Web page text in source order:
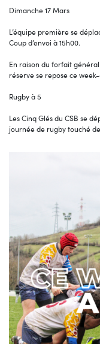
Dimanche 17 Mars
L’équipe première se
Coup d’envoi à 15h00.
En raison du forfait
réserve se repose ce
Rugby à 5
Les Cinq Glés du CSB se
journée de rugby touché